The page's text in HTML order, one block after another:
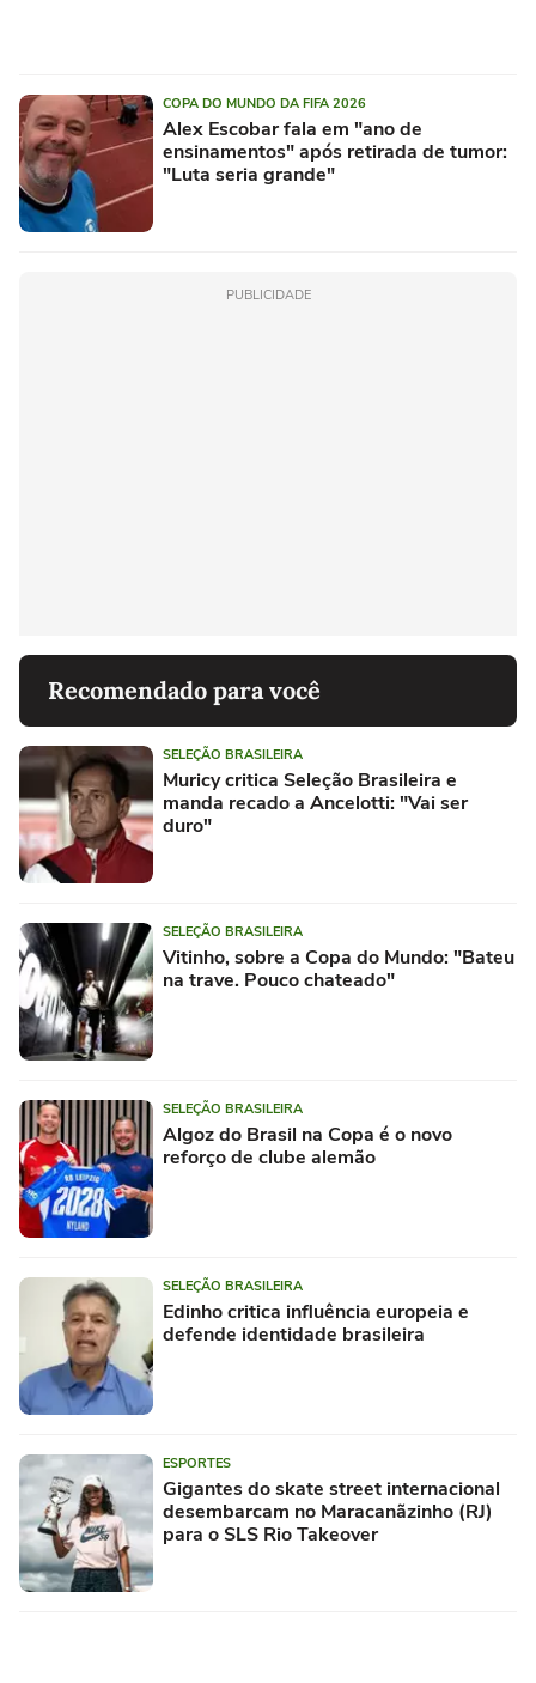
COPA DO MUNDO DA FIFA 2026
Alex Escobar fala em "ano de
ensinamentos" após retirada de tumor:
"Luta seria grande"
PUBLICIDADE
Recomendado para você
SELEÇÃO BRASILEIRA
Muricy critica Seleção Brasileira e
manda recado a Ancelotti: "Vai ser
duro"
SELEÇÃO BRASILEIRA
Vitinho, sobre a Copa do Mundo: "Bateu
na trave. Pouco chateado"
SELEÇÃO BRASILEIRA
Algoz do Brasil na Copa é o novo
reforço de clube alemão
SELEÇÃO BRASILEIRA
Edinho critica influência europeia e
defende identidade brasileira
ESPORTES
Gigantes do skate street internacional
desembarcam no Maracanãzinho (RJ)
para o SLS Rio Takeover